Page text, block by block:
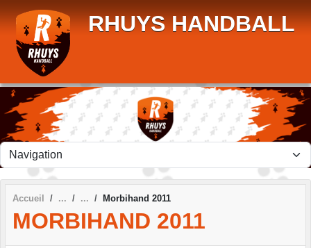
RHUYS HANDBALL
Accueil Morbihand 2011
MORBIHAND 2011
Panneau de gestion des cookies